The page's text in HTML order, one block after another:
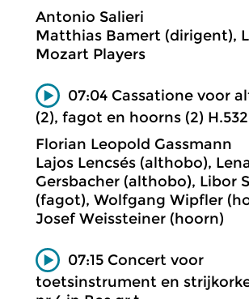
Antonio Salieri
Matthias Bamert (dirigent),
Mozart Players
07:04 Cassatione voor
(2), fagot en hoorns (2) H.532
Florian Leopold Gassmann
Lajos Lencsés (althobo),
Gersbacher (althobo), Libor
(fagot), Wolfgang Wipfler
Josef Weissteiner (hoorn)
07:15 Concert voor
toetsinstrument en